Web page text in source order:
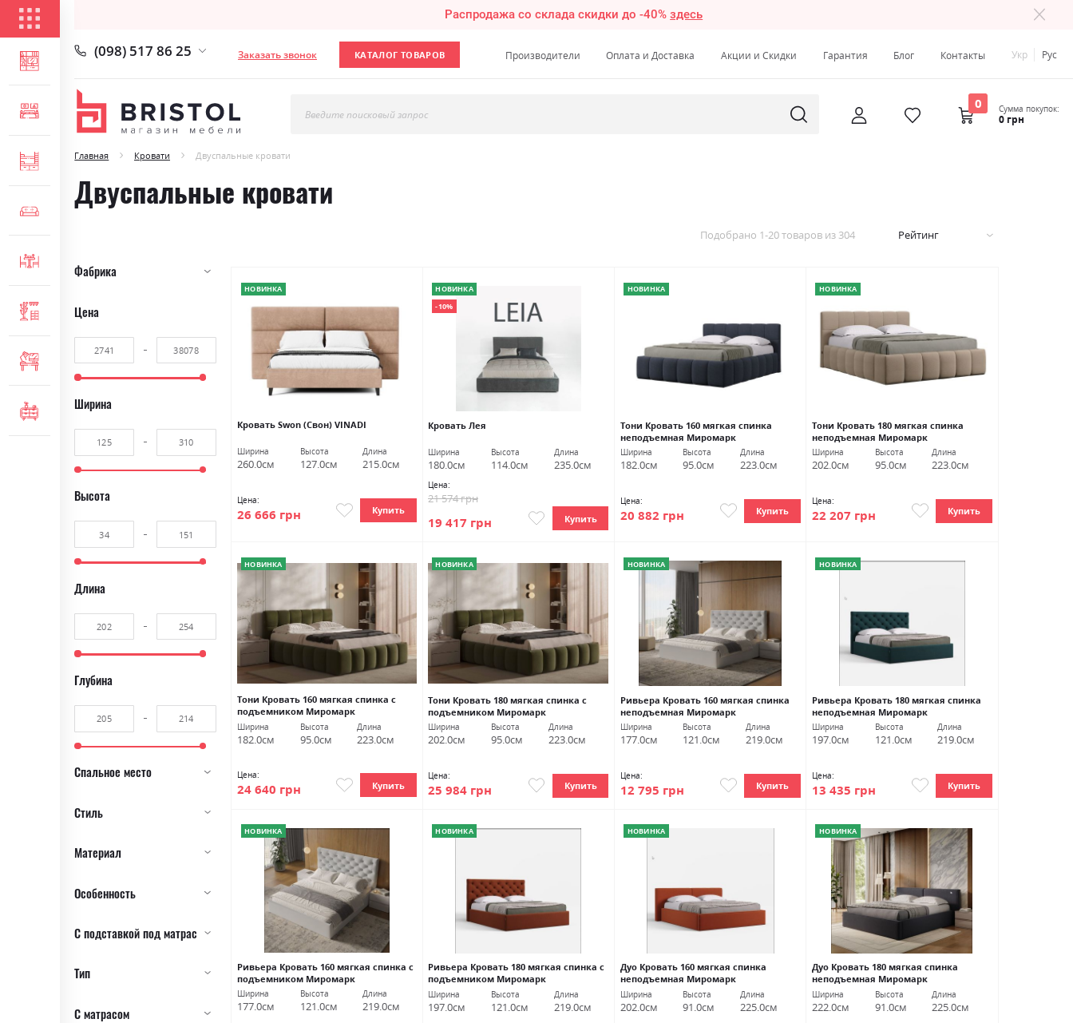
Распродажа со склада скидки до -40%здесь
ГОСТИНАЯ
СПАЛЬНЯ
ДЕТСКАЯ
МЯГКАЯ МЕБЕЛЬ
ПРИХОЖАЯ
МЕБЕЛЬ ДЛЯ ОФИСА
КОМОДЫ И ТУМБЫ
(098) 517 86 25 Заказать звонок КАТАЛОГ ТОВАРОВ Производители Оплата и Доставка Акции и Скидки Гарантия Блог Контакты Укр Рус
Введите поисковый запрос
0 Сумма покупок:
0 грн
Главная Кровати Двуспальные кровати
Двуспальные кровати
Подобрано 1-20товаров из 304 Рейтинг
НОВИНКА
Кровать Swon (Свон) VINADI
Ширина
260.0см
Высота
127.0см
Длина
215.0см
Цена:
26 666 грн Купить
НОВИНКА
-10%
Кровать Лея
Ширина
180.0см
Высота
114.0см
Длина
235.0см
Цена:
19 417 грн
21 574 грн
Купить
НОВИНКА
Тони Кровать 160 мягкая спинка
неподъемная Миромарк
Ширина
182.0см
Высота
95.0см
Длина
223.0см
Цена:
20 882 грн Купить
НОВИНКА
Тони Кровать 180 мягкая спинка
неподъемная Миромарк
Ширина
202.0см
Высота
95.0см
Длина
223.0см
Цена:
22 207 грн Купить
НОВИНКА
Тони Кровать 160 мягкая спинка с
подъемником Миромарк
Ширина
182.0см
Высота
95.0см
Длина
223.0см
Цена:
24 640 грн Купить
НОВИНКА
Тони Кровать 180 мягкая спинка с
подъемником Миромарк
Ширина
202.0см
Высота
95.0см
Длина
223.0см
Цена:
25 984 грн Купить
НОВИНКА
Ривьера Кровать 160 мягкая спинка
неподъемная Миромарк
Ширина
177.0см
Высота
121.0см
Длина
219.0см
Цена:
12 795 грн Купить
НОВИНКА
Ривьера Кровать 180 мягкая спинка
неподъемная Миромарк
Ширина
197.0см
Высота
121.0см
Длина
219.0см
Цена:
13 435 грн Купить
НОВИНКА
Ривьера Кровать 160 мягкая спинка с
подъемником Миромарк
Ширина
177.0см
Высота
121.0см
Длина
219.0см
НОВИНКА
Ривьера Кровать 180 мягкая спинка с
подъемником Миромарк
Ширина
197.0см
Высота
121.0см
Длина
219.0см
НОВИНКА
Дуо Кровать 160 мягкая спинка
неподъемная Миромарк
Ширина
202.0см
Высота
91.0см
Длина
225.0см
НОВИНКА
Дуо Кровать 180 мягкая спинка
неподъемная Миромарк
Ширина
222.0см
Высота
91.0см
Длина
225.0см
Фабрика
Цена
Ширина
Высота
Длина
Глубина
Спальное место
Стиль
Материал
Особенность
С подставкой под матрас
Тип
С матрасом